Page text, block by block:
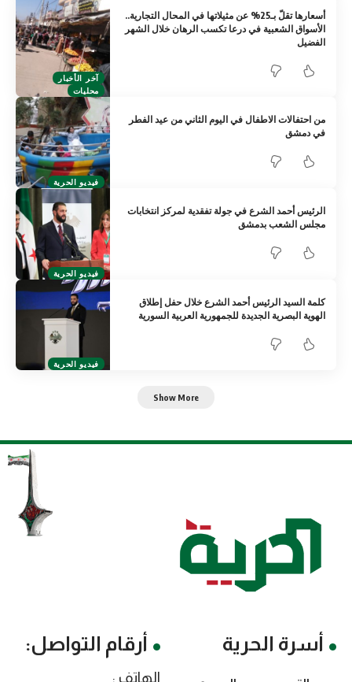
آخر الأخبار
محليات
أسعارها تقلّ بـ25% عن مثيلاتها في المحال التجارية..
الأسواق الشعبية في درعا تكسب الرهان خلال الشهر
الفضيل
فيديو الحرية
من احتفالات الاطفال في اليوم الثاني من عيد الفطر
في دمشق
فيديو الحرية
الرئيس أحمد الشرع في جولة تفقدية لمركز انتخابات
مجلس الشعب بدمشق
فيديو الحرية
كلمة السيد الرئيس أحمد الشرع خلال حفل إطلاق
الهوية البصرية الجديدة للجمهورية العربية السورية
Show More
أسرة الحرية أرقام التواصل:
الهاتف :